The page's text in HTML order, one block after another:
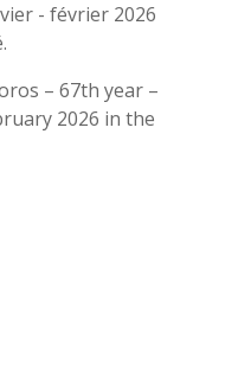
- février 2026
– 67th year –
2026 in the